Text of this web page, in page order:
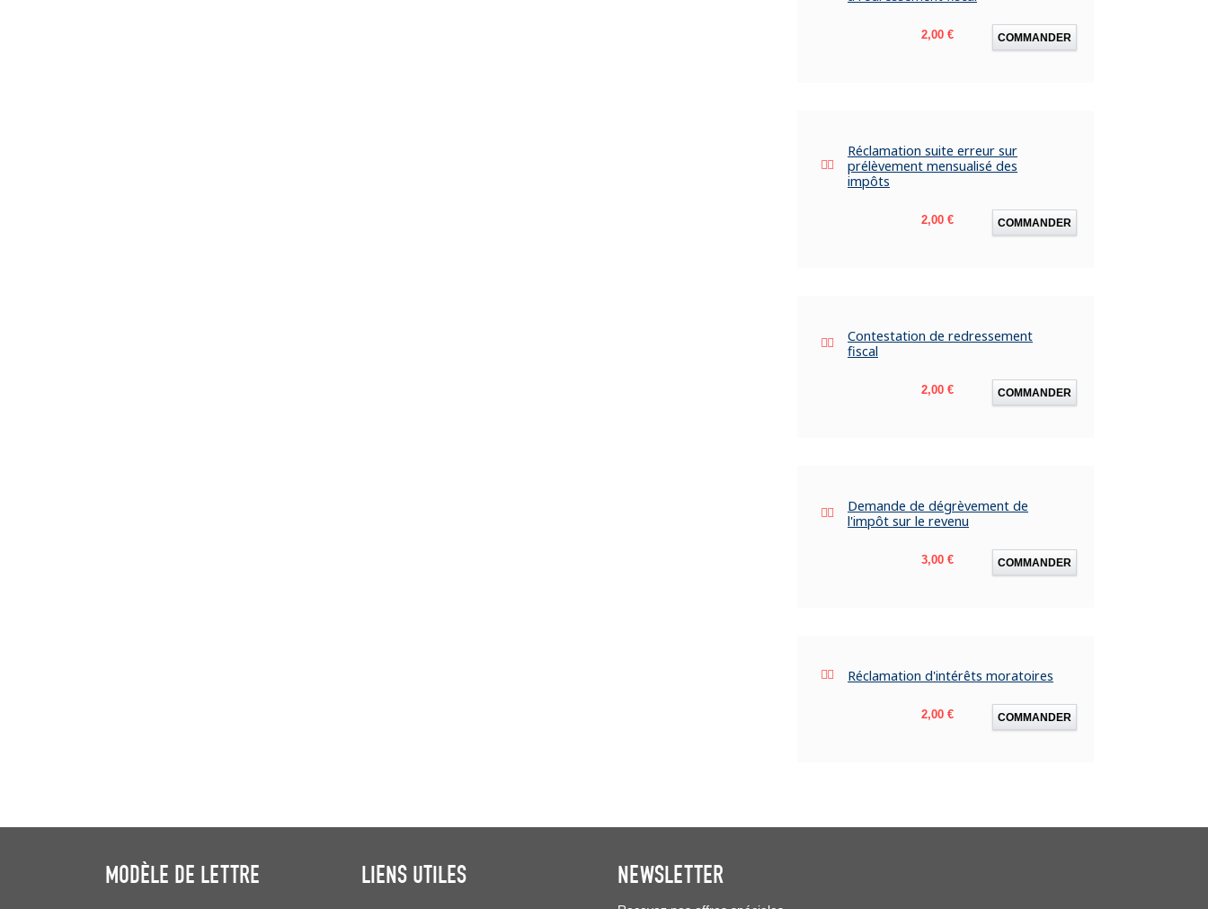
Prix
2,00 € COMMANDER
Réclamation suite erreur sur
prélèvement mensualisé des
impôts
Prix
2,00 € COMMANDER
Contestation de redressement
fiscal
Prix
2,00 € COMMANDER
Demande de dégrèvement de
l'impôt sur le revenu
Prix
3,00 € COMMANDER
Réclamation d'intérêts moratoires
Prix
2,00 € COMMANDER
MODÈLE DE LETTRE LIENS UTILES NEWSLETTER